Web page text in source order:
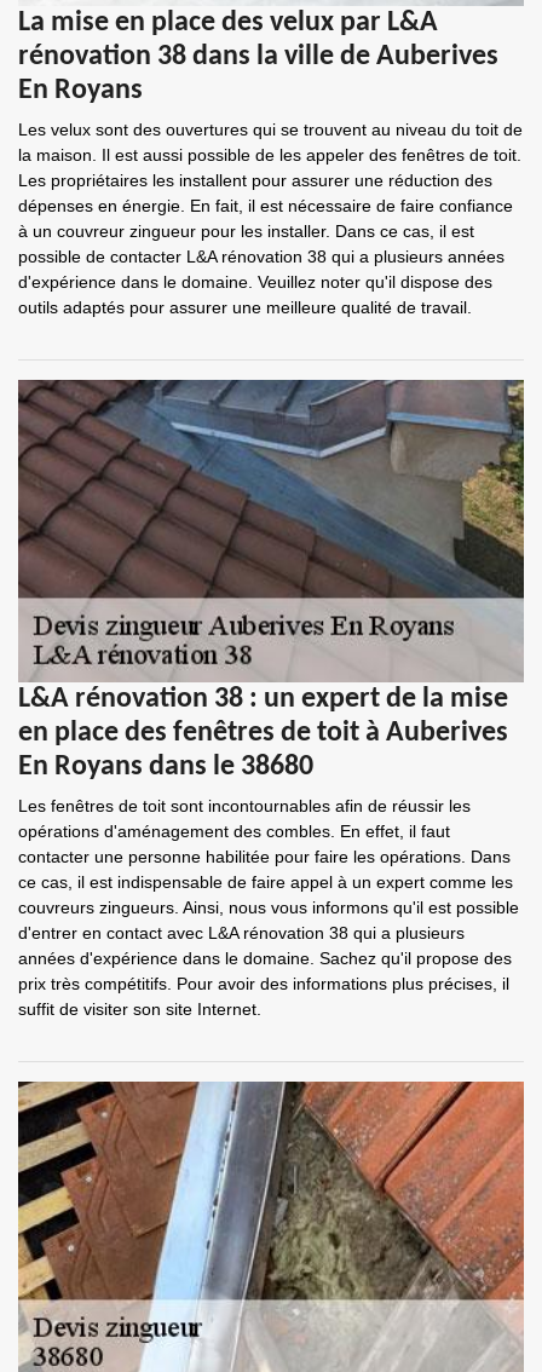
La mise en place des velux par L&A
rénovation 38 dans la ville de Auberives
En Royans
Les velux sont des ouvertures qui se trouvent au niveau du toit de
la maison. Il est aussi possible de les appeler des fenêtres de toit.
Les propriétaires les installent pour assurer une réduction des
dépenses en énergie. En fait, il est nécessaire de faire confiance
à un couvreur zingueur pour les installer. Dans ce cas, il est
possible de contacter L&A rénovation 38 qui a plusieurs années
d'expérience dans le domaine. Veuillez noter qu'il dispose des
outils adaptés pour assurer une meilleure qualité de travail.
L&A rénovation 38 : un expert de la mise
en place des fenêtres de toit à Auberives
En Royans dans le 38680
Les fenêtres de toit sont incontournables afin de réussir les
opérations d'aménagement des combles. En effet, il faut
contacter une personne habilitée pour faire les opérations. Dans
ce cas, il est indispensable de faire appel à un expert comme les
couvreurs zingueurs. Ainsi, nous vous informons qu'il est possible
d'entrer en contact avec L&A rénovation 38 qui a plusieurs
années d'expérience dans le domaine. Sachez qu'il propose des
prix très compétitifs. Pour avoir des informations plus précises, il
suffit de visiter son site Internet.